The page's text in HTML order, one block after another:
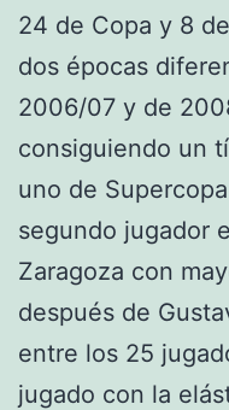
24 de Copa y 8
dos épocas
2006/07 y de
consiguiendo un
uno de
segundo jugador
Zaragoza con
después de
entre los 25
jugado con la